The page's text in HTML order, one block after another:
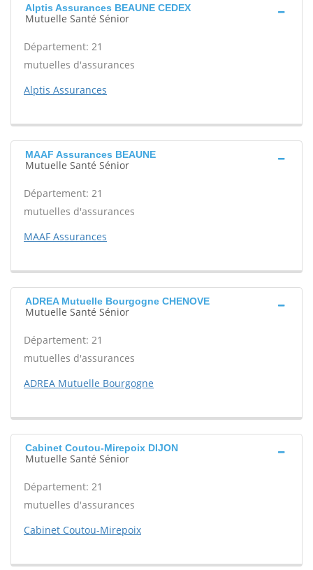
Alptis Assurances BEAUNE CEDEX
Mutuelle Santé Sénior
Département: 21
mutuelles d'assurances
Alptis Assurances
MAAF Assurances BEAUNE
Mutuelle Santé Sénior
Département: 21
mutuelles d'assurances
MAAF Assurances
ADREA Mutuelle Bourgogne CHENOVE
Mutuelle Santé Sénior
Département: 21
mutuelles d'assurances
ADREA Mutuelle Bourgogne
Cabinet Coutou-Mirepoix DIJON
Mutuelle Santé Sénior
Département: 21
mutuelles d'assurances
Cabinet Coutou-Mirepoix